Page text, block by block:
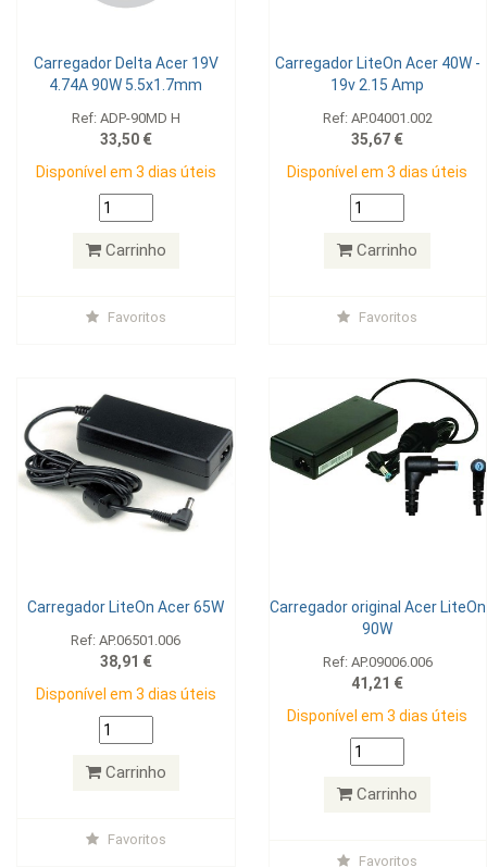
Carregador Delta Acer 19V
4.74A 90W 5.5x1.7mm
Ref: ADP-90MD H
33,50 €
Disponível em 3 dias úteis
Carrinho
Favoritos
Carregador LiteOn Acer 40W -
19v 2.15 Amp
Ref: AP.04001.002
35,67 €
Disponível em 3 dias úteis
Carrinho
Favoritos
Carregador LiteOn Acer 65W
Ref: AP.06501.006
38,91 €
Disponível em 3 dias úteis
Carrinho
Favoritos
Carregador original Acer LiteOn
90W
Ref: AP.09006.006
41,21 €
Disponível em 3 dias úteis
Carrinho
Favoritos